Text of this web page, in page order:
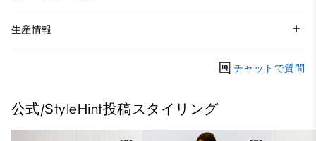
生産情報
チャットで質問
公式/StyleHint投稿スタイリング